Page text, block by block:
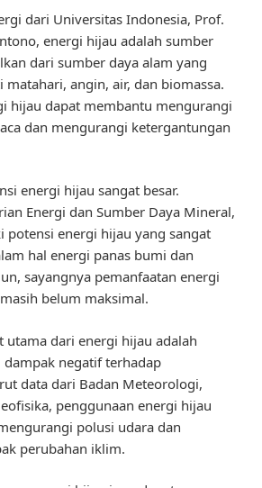
dari Universitas Indonesia, Prof.
energi hijau adalah sumber
dari sumber daya alam yang
angin, air, dan biomassa.
hijau dapat membantu mengurangi
dan mengurangi ketergantungan
energi hijau sangat besar.
Energi dan Sumber Daya Mineral,
potensi energi hijau yang sangat
hal energi panas bumi dan
sayangnya pemanfaatan energi
belum maksimal.
utama dari energi hijau adalah
negatif terhadap
data dari Badan Meteorologi,
penggunaan energi hijau
polusi udara dan
perubahan iklim.